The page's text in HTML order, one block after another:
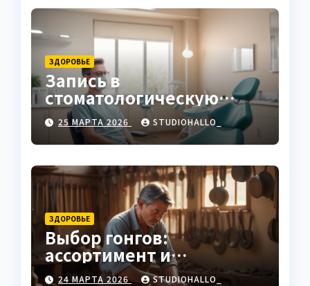
ЗДОРОВЬЕ
Запись в
стоматологическую
клинику
25 МАРТА 2026 STUDIOHALLO_
ЗДОРОВЬЕ
Выбор гонгов:
ассортимент и
характеристики
24 МАРТА 2026 STUDIOHALLO_